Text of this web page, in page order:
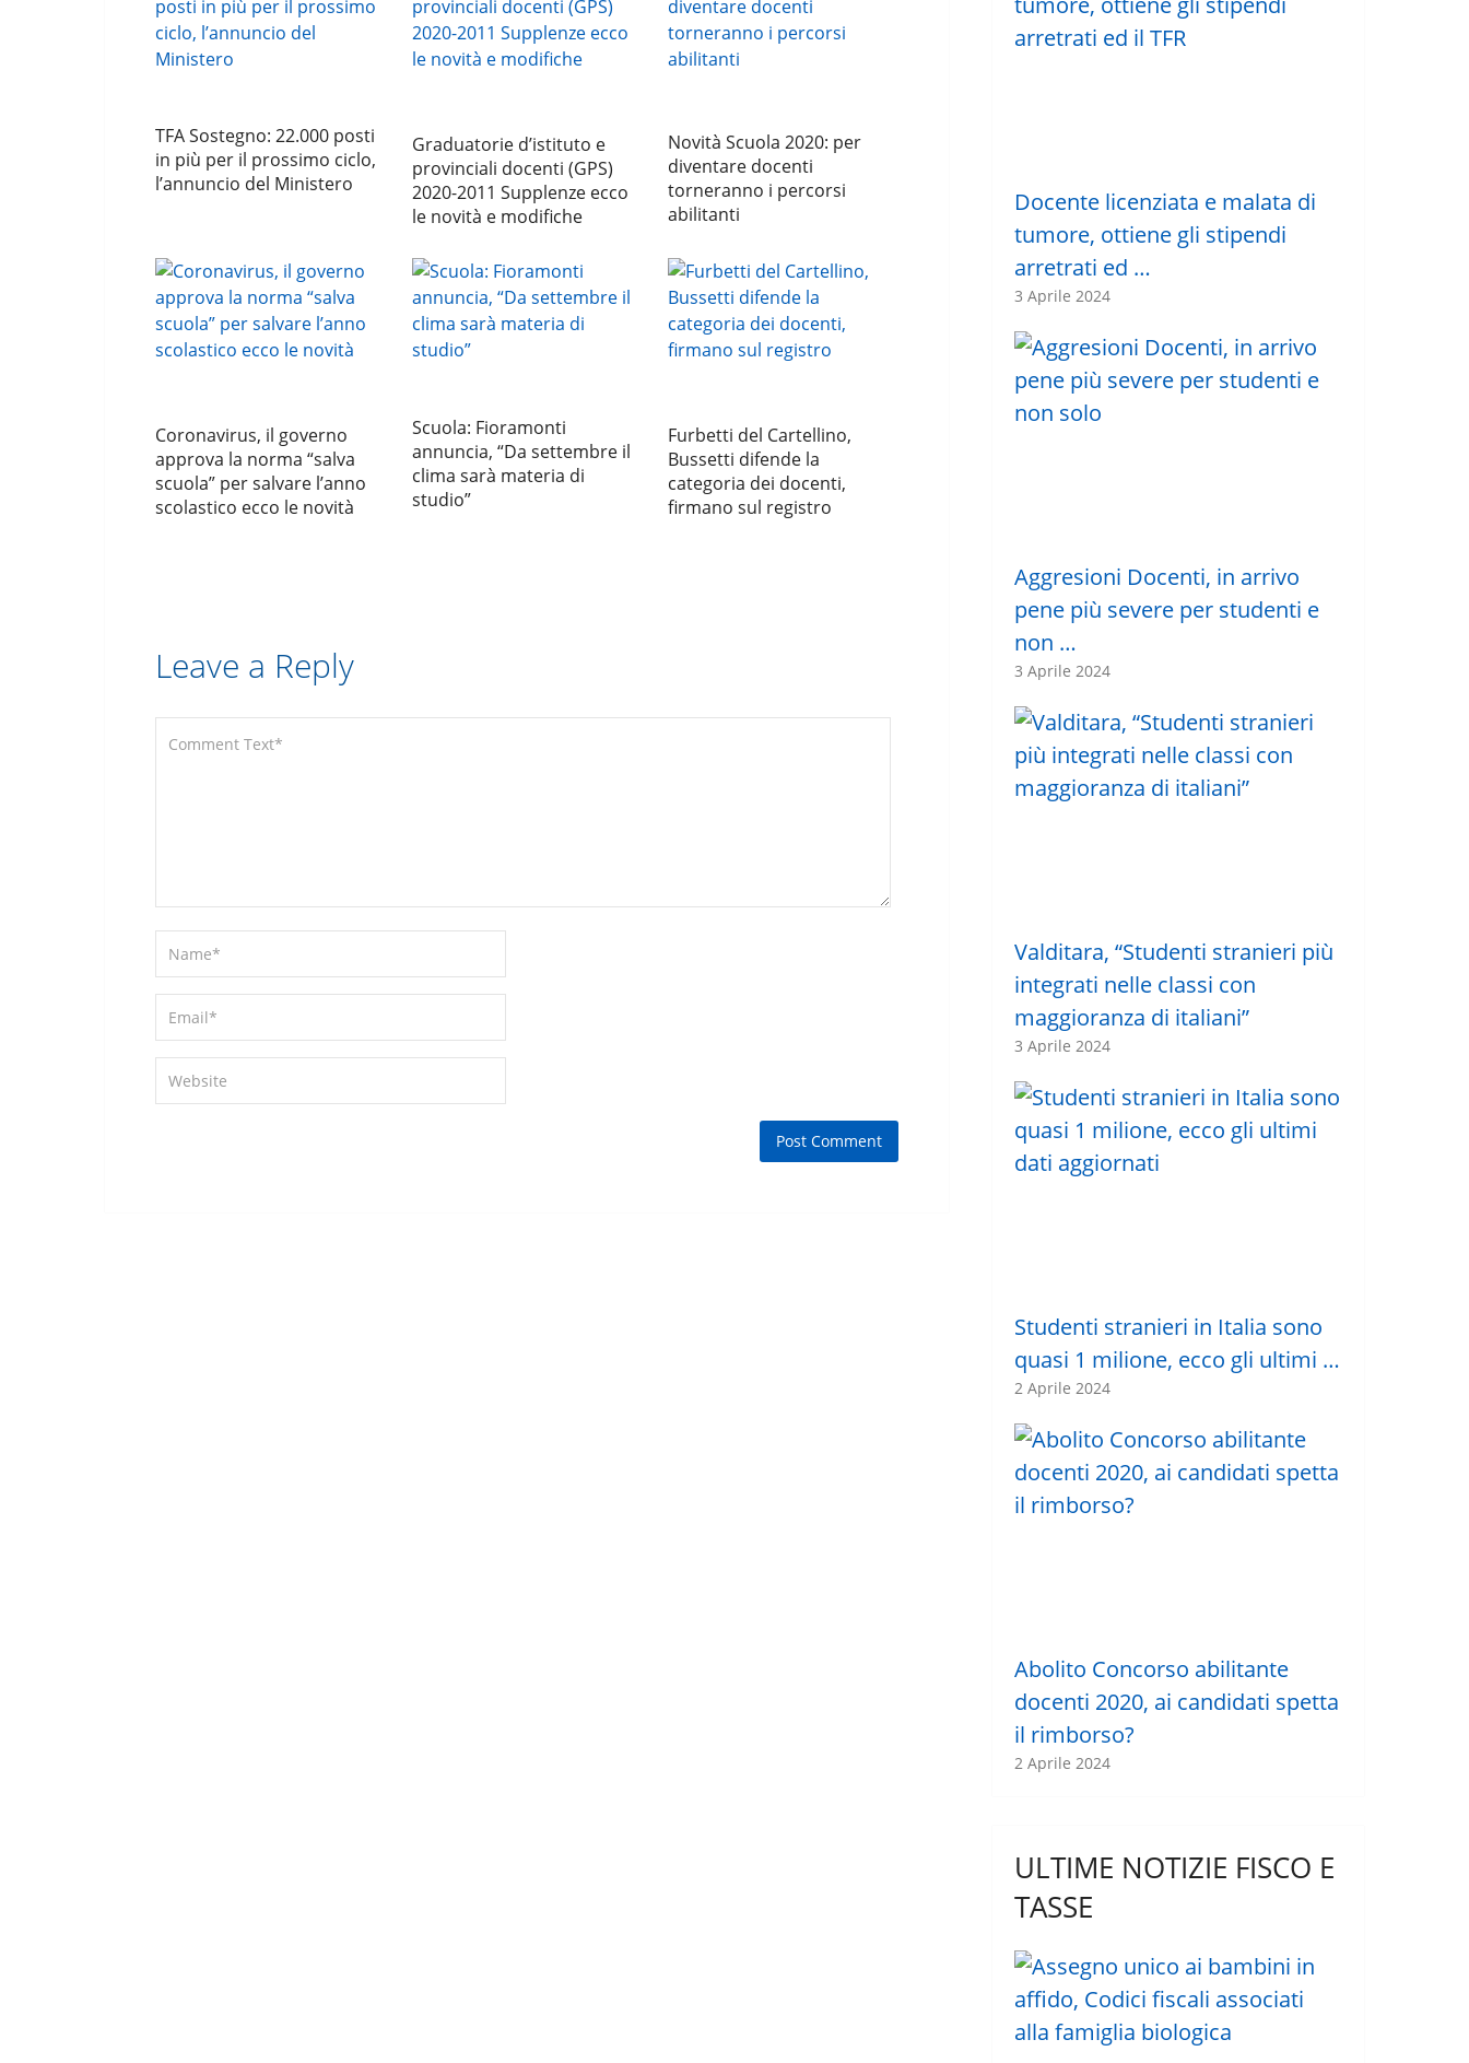
TFA Sostegno: 22.000 posti
in più per il prossimo ciclo,
l’annuncio del Ministero
Graduatorie d’istituto e
provinciali docenti (GPS)
2020-2011 Supplenze ecco
le novità e modifiche
Novità Scuola 2020: per
diventare docenti
torneranno i percorsi
abilitanti
Coronavirus, il governo
approva la norma “salva
scuola” per salvare l’anno
scolastico ecco le novità
Scuola: Fioramonti
annuncia, “Da settembre il
clima sarà materia di
studio”
Furbetti del Cartellino,
Bussetti difende la
categoria dei docenti,
firmano sul registro
Leave a Reply
Docente licenziata e malata di
tumore, ottiene gli stipendi
arretrati ed …
3 Aprile 2024
Aggresioni Docenti, in arrivo
pene più severe per studenti e
non …
3 Aprile 2024
Valditara, “Studenti stranieri più
integrati nelle classi con
maggioranza di italiani”
3 Aprile 2024
Studenti stranieri in Italia sono
quasi 1 milione, ecco gli ultimi …
2 Aprile 2024
Abolito Concorso abilitante
docenti 2020, ai candidati spetta
il rimborso?
2 Aprile 2024
ULTIME NOTIZIE FISCO E
TASSE